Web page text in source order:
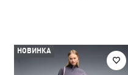
НОВИНКА